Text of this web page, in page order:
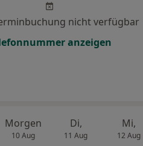
nicht verfügbar
anzeigen
Morgen
10 Aug
Di,
11 Aug
Mi,
12 Aug